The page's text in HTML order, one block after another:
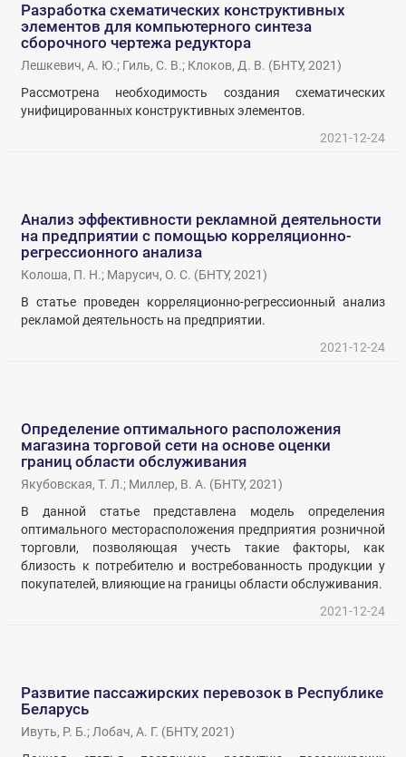
Разработка схематических конструктивных
элементов для компьютерного синтеза
сборочного чертежа редуктора
Лешкевич, А. Ю.; Гиль, С. В.; Клоков, Д. В. (БНТУ,2021)
Рассмотрена необходимость создания схематических
унифицированных конструктивных элементов.
2021-12-24
Анализ эффективности рекламной деятельности
на предприятии с помощью корреляционно-
регрессионного анализа
Колоша, П. Н.; Марусич, О. С. (БНТУ,2021)
В статье проведен корреляционно-регрессионный анализ
рекламой деятельность на предприятии.
2021-12-24
Определение оптимального расположения
магазина торговой сети на основе оценки
границ области обслуживания
Якубовская, Т. Л.; Миллер, В. А. (БНТУ,2021)
В данной статье представлена модель определения
оптимального месторасположения предприятия розничной
торговли, позволяющая учесть такие факторы, как
близость к потребителю и востребованность продукции у
покупателей, влияющие на границы области обслуживания.
2021-12-24
Развитие пассажирских перевозок в Республике
Беларусь
Ивуть, Р. Б.; Лобач, А. Г. (БНТУ,2021)